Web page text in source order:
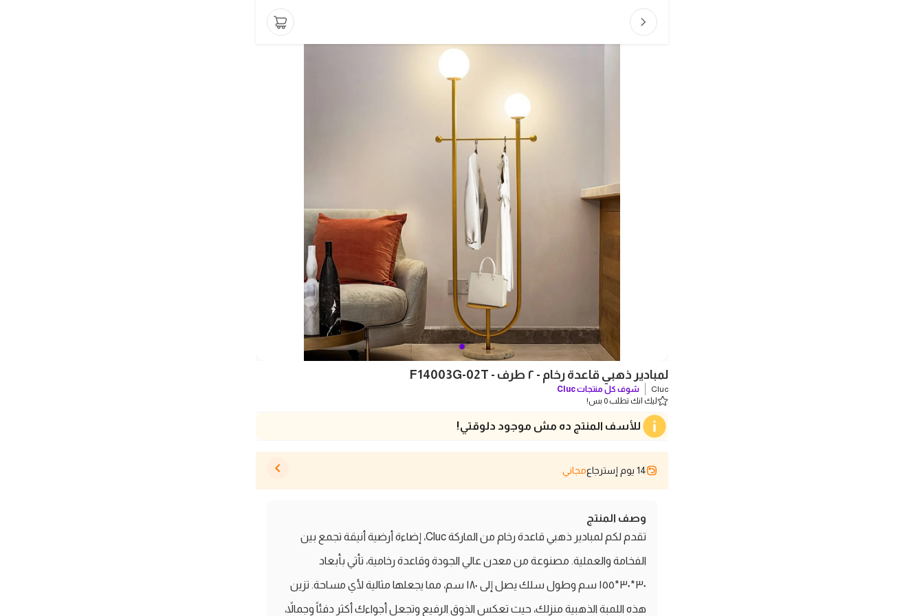
لمبادير ذهبي قاعدة رخام - ٢ طرف - F14003G-02T
Cluc شوف كل منتجاتCluc
ليك انك تطلب 0 بس!
للأسف المنتج ده مش موجود دلوقتي!
14 يوم إسترجاع مجاني
وصف المنتج
تقدم لكم لمبادير ذهبي قاعدة رخام من الماركة Cluc، إضاءة أرضية أنيقة تجمع بين
الفخامة والعملية. مصنوعة من معدن عالي الجودة وقاعدة رخامية، تأتي بأبعاد
٣٠*٣٠*١٥٥ سم وطول سلك يصل إلى ١٨٠ سم، مما يجعلها مثالية لأي مساحة. تزين
هذه اللمبة الذهبية منزلك، حيث تعكس الذوق الرفيع وتجعل أجواءك أكثر دفئاً وجمالاً،